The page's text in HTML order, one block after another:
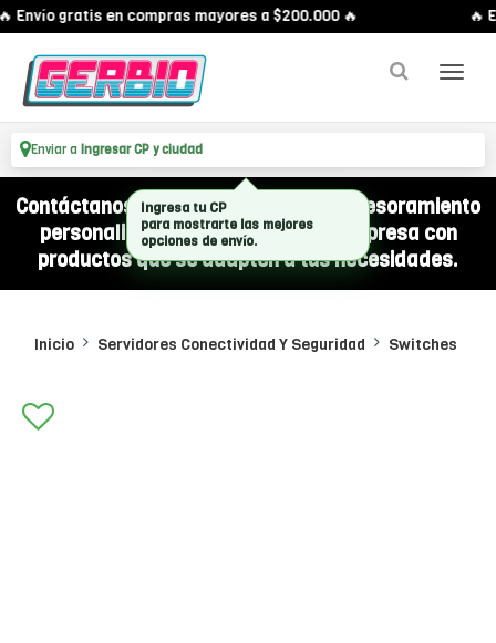
Envío gratis en compras mayores a $200.000 🔥 🔥
Enviar a Ingresar CP y ciudad
Contáctanos por WhatsApp y recibí asesoramiento
personalizado para equipar a tu empresa con
productos que se adapten a tus necesidades.
Inicio Servidores Conectividad Y Seguridad Switches
Ingresa tu CP
para mostrarte las mejores
opciones de envío.